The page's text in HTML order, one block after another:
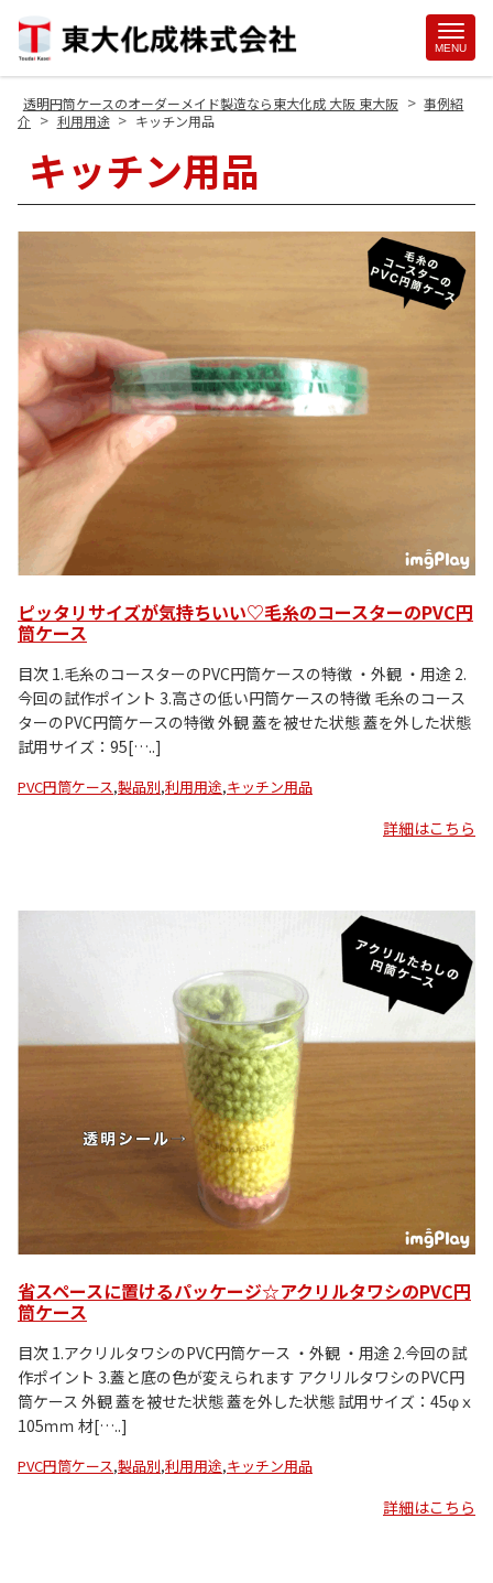
MENU
透明円筒ケースのオーダーメイド製造なら東大化成 大阪 東大阪 > 事例紹
介 > 利用用途 > キッチン用品
キッチン用品
ピッタリサイズが気持ちいい♡毛糸のコースターのPVC円
筒ケース
目次 1.毛糸のコースターのPVC円筒ケースの特徴 ・外観 ・用途 2.
今回の試作ポイント 3.高さの低い円筒ケースの特徴 毛糸のコース
ターのPVC円筒ケースの特徴 外観 蓋を被せた状態 蓋を外した状態
試用サイズ：95[…..]
PVC円筒ケース,製品別,利用用途,キッチン用品
詳細はこちら
省スペースに置けるパッケージ☆アクリルタワシのPVC円
筒ケース
目次 1.アクリルタワシのPVC円筒ケース ・外観 ・用途 2.今回の試
作ポイント 3.蓋と底の色が変えられます アクリルタワシのPVC円
筒ケース 外観 蓋を被せた状態 蓋を外した状態 試用サイズ：45φｘ
105ｍｍ 材[…..]
PVC円筒ケース,製品別,利用用途,キッチン用品
詳細はこちら
Site
Footer